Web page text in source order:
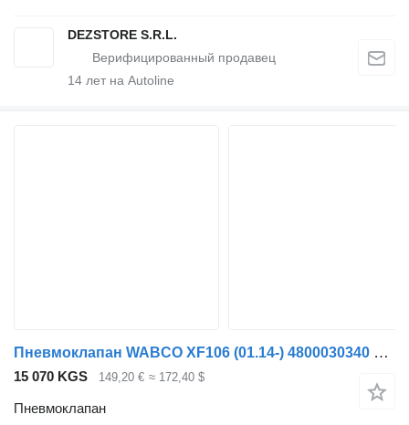
DEZSTORE S.R.L.
14 лет на Autoline
Пневмоклапан WABCO XF106 (01.14-) 4800030340 для тягача DAF XF106 (2014-)
15 070 KGS 149,20 € ≈ 172,40 $
Пневмоклапан